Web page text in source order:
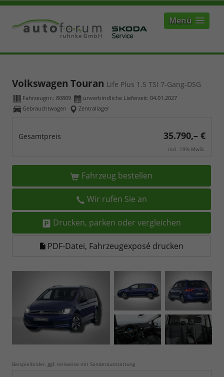
Menü
Volkswagen Touran Life Plus 1.5 TSI 7-Gang-DSG
Fahrzeugnr.: 80809 unverbindliche Lieferzeit: 04.01.2027
Gebrauchtwagen
Zentrallager
Gesamtpreis 35.790,– €
incl. 19% MwSt.
Fahrzeug bestellen
Wir rufen Sie an
Drucken, parken oder vergleichen
PDF-Datei, Fahrzeugexposé drucken
Beispielbilder, ggf. teilweise mit Sonderausstattung